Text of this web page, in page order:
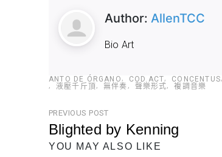
Author: AllenTCC
Bio Art
ANTO DE ÓRGANO COD.ACT CONCENTUS
液壓千斤頂
無伴奏 聲樂形式 複調音樂
文
章
PREVIOUS POST
Blighted by Kenning
Previous
YOU MAY ALSO LIKE